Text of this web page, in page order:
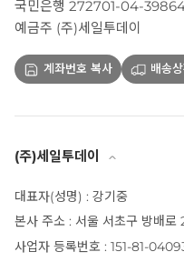
국민은행 272701-04-
예금주 (주)세일투데이
계좌번호 복사 배송
(주)세일투데이
대표자(성명) : 강기중
본사 주소 : 서울 서초구 방배
사업자 등록번호 : 151-81-